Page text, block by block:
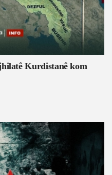
Kurdistanê kom